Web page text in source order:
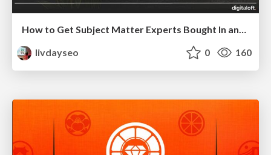
How to Get Subject Matter Experts Bought In and Actively Contributing to SEO & PR Initiatives.
livdayseo
0 160